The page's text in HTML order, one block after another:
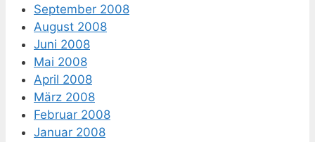
September 2008
August 2008
Juni 2008
Mai 2008
April 2008
März 2008
Februar 2008
Januar 2008